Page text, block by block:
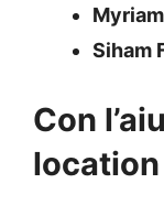
Siham
Con